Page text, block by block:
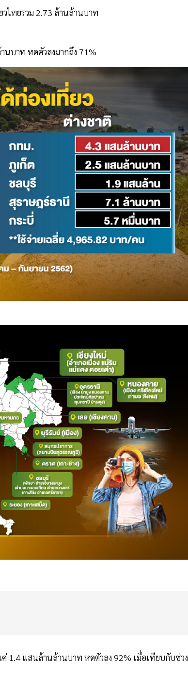
ไทยรวม 2.73 ล้านล้านบาท
นบาท หดตัวลงมากถึง 71%
1.4 แสนล้านล้านบาท หดตัวลง 92% เมื่อเทียบกับช่วง